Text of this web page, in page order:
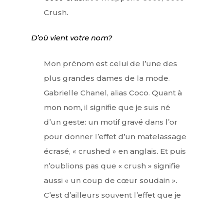
Crush.
D’où vient votre nom?
Mon prénom est celui de l’une des
plus grandes dames de la mode.
Gabrielle Chanel, alias Coco. Quant à
mon nom, il signifie que je suis né
d’un geste: un motif gravé dans l’or
pour donner l’effet d’un matelassage
écrasé, « crushed » en anglais. Et puis
n’oublions pas que « crush » signifie
aussi « un coup de cœur soudain ».
C’est d’ailleurs souvent l’effet que je